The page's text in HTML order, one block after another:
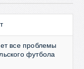
все проблемы
футбола